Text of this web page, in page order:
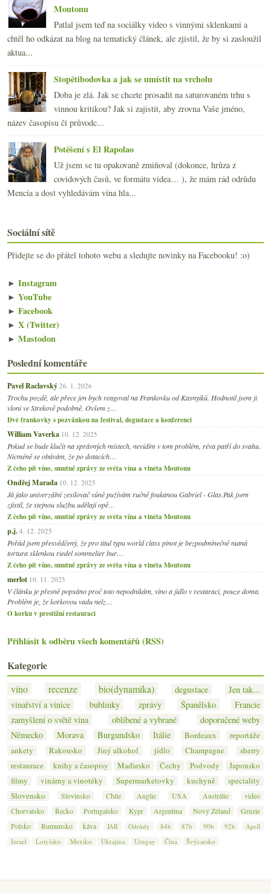
Moutonu
Patlal jsem teď na sociálky video s vinnými sklenkami a
chtěl ho odkázat na blog na tematický článek, ale zjistil, že by si zasloužil
aktua...
Stopětibodovka a jak se umístit na vrcholu
Doba je zlá. Jak se chcete prosadit na saturovaném trhu s
vinnou kritikou? Jak si zajistit, aby zrovna Vaše jméno,
název časopisu či průvodc...
Potěšení s El Rapolao
Už jsem se tu opakovaně zmiňoval (dokonce, hrůza z
covidových časů, ve formátu videa… ), že mám rád odrůdu
Mencía a dost vyhledávám vína hla...
Sociální sítě
Přidejte se do přátel tohoto webu a sledujte novinky na Facebooku! :o)
► Instagram
► YouTube
► Facebook
► X (Twitter)
► Mastodon
Poslední komentáře
Pavel Raclavský 26. 1. 2026
Trochu pozdě, ale přece jen bych reagoval na Frankovku od Kasnyiků. Hodnotil jsem ji
vloni ve Strekově podobně. Ovšem z…
Dvě frankovky s pozvánkou na festival, degustace a konferenci
William Vaverka 10. 12. 2025
Pokud se bude klučit na správných místech, nevidím v tom problém, réva patří do svahu.
Nicméně se obávám, že po dotacích…
Z čeho pít víno, smutné zprávy ze světa vína a viněta Moutonu
Ondřej Marada 10. 12. 2025
Já jako univerzální zesilovač vůně pužívám ručně foukanou Gabriel - Glas.Pak jsem
zjistil, že stejnou službu udělají opě…
Z čeho pít víno, smutné zprávy ze světa vína a viněta Moutonu
p.j. 4. 12. 2025
Pořád jsem přesvědčený, že pro titul typu world class pinot je bezpodmínečně nutná
tortura sklenkou riedel sommelier bur…
Z čeho pít víno, smutné zprávy ze světa vína a viněta Moutonu
merlot 10. 11. 2025
V článku je přesně popsáno proč toto nepodnikám, víno a jídlo v restaraci, pouze doma.
Problém je, že korkovou vadu nelz…
O korku v prestižní restauraci
Přihlásit k odběru všech komentářů (RSS)
Kategorie
víno recenze bio(dynamika) degustace
Jen tak...
vinařství a vinice
bublinky zprávy Španělsko
Francie
zamyšlení o světě vína
oblíbené a vybrané
doporučené weby
Německo
Morava Burgundsko Itálie Bordeaux
reportáže
ankety
Rakousko Jiný alkohol jídlo Champagne
sherry
restaurace
knihy a časopisy Maďarsko Čechy Podvody
Japonsko
filmy
vinárny a vinotéky Supermarketovky kuchyně
speciality
Slovensko
Slovinsko Chile Anglie USA Austrálie
video
Chorvatsko
Řecko Portugalsko Kypr Argentina Nový Zéland
Gruzie
Polsko
Rumunsko káva JAR Odrůdy 84b 87b 90b 92b
Apríl
Izrael
Lotyšsko Mexiko Ukrajina Urugay Čína Švýcarsko